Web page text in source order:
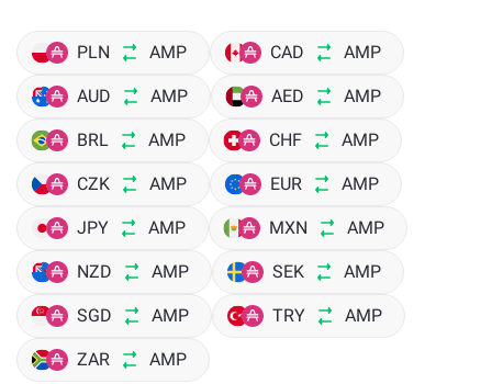
PLN AMP CAD AMP
AUD AMP AED AMP
BRL AMP CHF AMP
CZK AMP EUR AMP
JPY AMP MXN AMP
NZD AMP SEK AMP
SGD AMP TRY AMP
ZAR AMP